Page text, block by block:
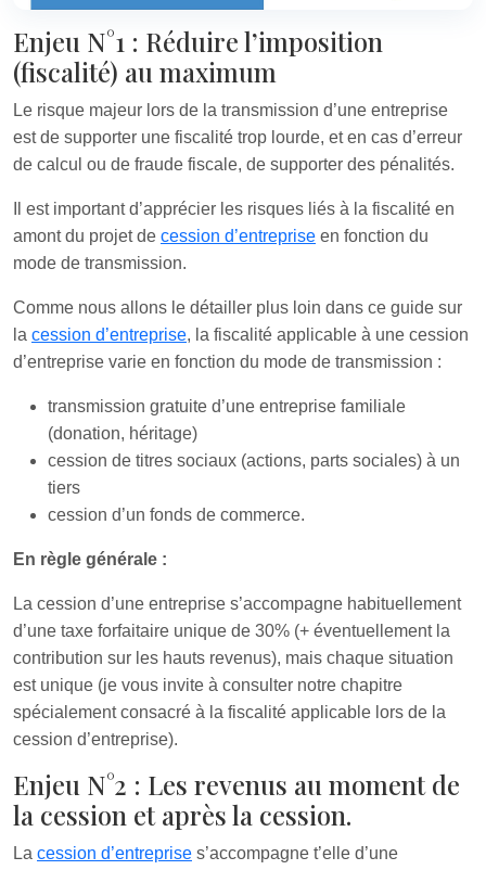
Enjeu N°1 : Réduire l’imposition
(fiscalité) au maximum
Le risque majeur lors de la transmission d’une entreprise
est de supporter une fiscalité trop lourde, et en cas d’erreur
de calcul ou de fraude fiscale, de supporter des pénalités.
Il est important d’apprécier les risques liés à la fiscalité en
amont du projet de cession d’entreprise en fonction du
mode de transmission.
Comme nous allons le détailler plus loin dans ce guide sur
la cession d’entreprise, la fiscalité applicable à une cession
d’entreprise varie en fonction du mode de transmission :
transmission gratuite d’une entreprise familiale
(donation, héritage)
cession de titres sociaux (actions, parts sociales) à un
tiers
cession d’un fonds de commerce.
En règle générale :
La cession d’une entreprise s’accompagne habituellement
d’une taxe forfaitaire unique de 30% (+ éventuellement la
contribution sur les hauts revenus), mais chaque situation
est unique (je vous invite à consulter notre chapitre
spécialement consacré à la fiscalité applicable lors de la
cession d’entreprise).
Enjeu N°2 : Les revenus au moment de
la cession et après la cession.
La cession d’entreprise s’accompagne t’elle d’une